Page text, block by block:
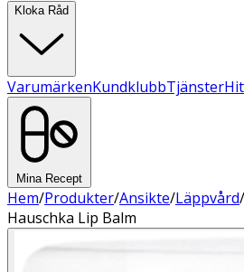
Kloka Råd
VarumärkenKundklubbTjänster
Mina Recept
Hem/Produkter/Ansikte/Läppvård/
Hauschka Lip Balm